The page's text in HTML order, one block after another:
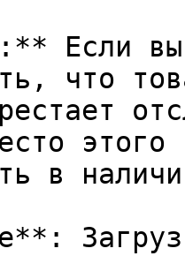
Если
что
этого
в